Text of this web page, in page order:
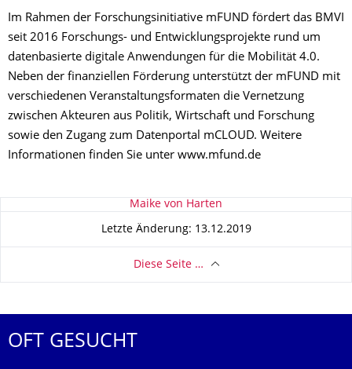
Im Rahmen der Forschungsinitiative mFUND fördert das BMVI
seit 2016 Forschungs- und Entwicklungsprojekte rund um
datenbasierte digitale Anwendungen für die Mobilität 4.0.
Neben der finanziellen Förderung unterstützt der mFUND mit
verschiedenen Veranstaltungsformaten die Vernetzung
zwischen Akteuren aus Politik, Wirtschaft und Forschung
sowie den Zugang zum Datenportal mCLOUD. Weitere
Informationen finden Sie unter www.mfund.de
Zu dieser Seite Maike von Harten
Letzte Änderung: 13.12.2019
Diese Seite …
OFT GESUCHT